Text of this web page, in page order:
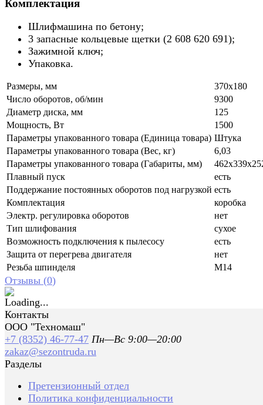
Комплектация
Шлифмашина по бетону;
3 запасные кольцевые щетки (2 608 620 691);
Зажимной ключ;
Упаковка.
Размеры, мм
370х180
Число оборотов, об/мин
9300
Диаметр диска, мм
125
Мощность, Вт
1500
Параметры упакованного товара (Единица товара) Штука
Параметры упакованного товара (Вес, кг)
6,03
Параметры упакованного товара (Габариты, мм)
Плавный пуск
есть
Поддержание постоянных оборотов под нагрузкой есть
Комплектация
коробка
Электр. регулировка оборотов
нет
Тип шлифования
сухое
Возможность подключения к пылесосу
есть
Защита от перегрева двигателя
нет
Резьба шпинделя
М14
Отзывы (0)
Контакты
ООО "Техномаш"
+7 (8352) 46-77-47 Пн—Вс 9:00—20:00
zakaz@sezontruda.ru
Разделы
Претензионный отдел
Политика конфиденциальности